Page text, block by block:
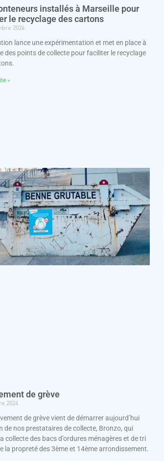
installés à Marseille pour
le recyclage des cartons
2024
lance une expérimentation et met en place à
des points de collecte pour faciliter le recyclage
»
de grève
2024
de grève vient de démarrer aujourd’hui
de nos prestataires de collecte, Bronzo, qui
collecte des bacs d’ordures ménagères et de tri
la propreté des 3ème et 14ème arrondissement.